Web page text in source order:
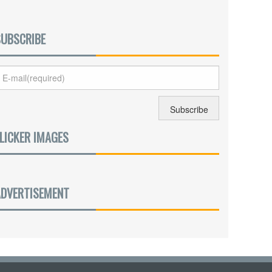
IMAGES